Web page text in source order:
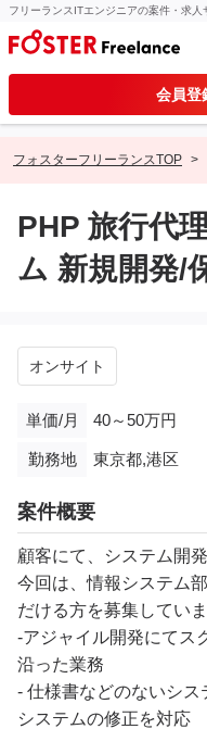
フリーランスITエンジニアの案件・求人
会員登
フォスターフリーランスTOP
PHP 旅行代
ム 新規開発/
オンサイト
単価/月 40～50万円
勤務地 東京都,港区
案件概要
顧客にて、システム開
今回は、情報システム
だける方を募集していま
-アジャイル開発にてス
沿った業務
- 仕様書などのないシ
システムの修正を対応